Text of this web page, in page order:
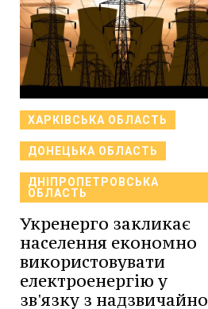
ХАРКІВСЬКА ОБЛАСТЬ
ДОНЕЦЬКА ОБЛАСТЬ
ДНІПРОПЕТРОВСЬКА
ОБЛАСТЬ
Укренерго закликає
населення економно
використовувати
електроенергію у
зв'язку з надзвичайно